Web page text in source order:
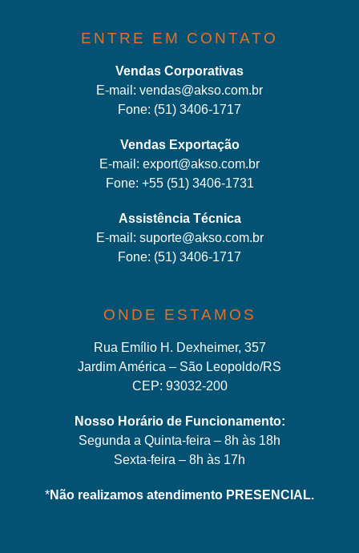
ENTRE EM CONTATO
Vendas Corporativas
E-mail: vendas@akso.com.br
Fone: (51) 3406-1717
Vendas Exportação
E-mail: export@akso.com.br
Fone: +55 (51) 3406-1731
Assistência Técnica
E-mail: suporte@akso.com.br
Fone: (51) 3406-1717
ONDE ESTAMOS
Rua Emílio H. Dexheimer, 357
Jardim América – São Leopoldo/RS
CEP: 93032-200
Nosso Horário de Funcionamento:
Segunda a Quinta-feira – 8h às 18h
Sexta-feira – 8h às 17h
*Não realizamos atendimento PRESENCIAL.